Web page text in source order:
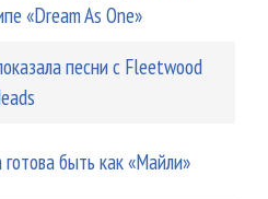
«Dream As One»
песни с Fleetwood
быть как «Майли»